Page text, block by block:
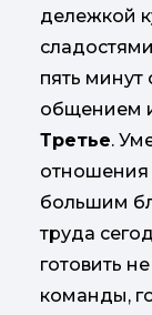
дележкой
пять минут
общением
Третье.
отношения
большим
труда
готовить
команды,